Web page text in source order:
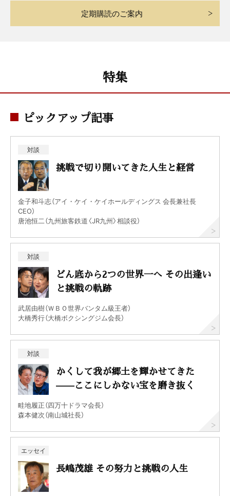
定期購読のご案内
特集
ピックアップ記事
対談
挑戦で切り開いてきた人生と経営
金子和斗志（アイ・ケイ・ケイホールディングス 会長兼社長
CEO）
唐池恒二（九州旅客鉄道〈JR九州〉相談役）
対談
どん底から2つの世界一へ その出逢い
と挑戦の軌跡
武居由樹（ＷＢＯ世界バンタム級王者）
大橋秀行（大橋ボクシングジム会長）
対談
かくして我が郷土を輝かせてきた
——ここにしかない宝を磨き抜く
畦地履正（四万十ドラマ会長）
森本健次（南山城社長）
エッセイ
長嶋茂雄 その努力と挑戦の人生